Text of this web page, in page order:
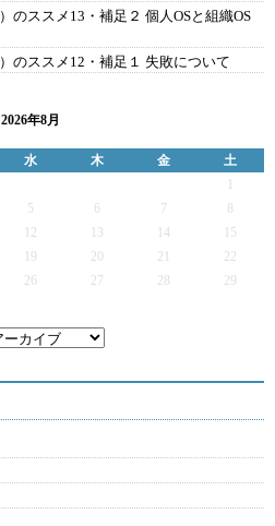
ススメ13・補足２ 個人OSと組織OS
のススメ12・補足１ 失敗について
2026年8月
水 木 金
土
5 6 7
12 13 14
15
19 20 21
22
26 27 28
29